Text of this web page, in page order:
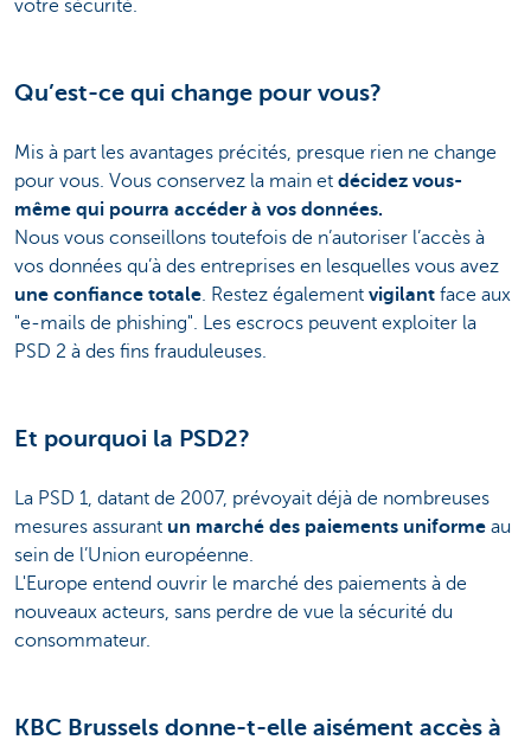
votre sécurité.
Qu’est-ce qui change pour vous?
Mis à part les avantages précités, presque rien ne change
pour vous. Vous conservez la main et décidez vous-
même qui pourra accéder à vos données.
Nous vous conseillons toutefois de n’autoriser l’accès à
vos données qu’à des entreprises en lesquelles vous avez
une confiance totale. Restez également vigilant face aux
"e-mails de phishing". Les escrocs peuvent exploiter la
PSD 2 à des fins frauduleuses.
Et pourquoi la PSD2?
La PSD 1, datant de 2007, prévoyait déjà de nombreuses
mesures assurant un marché des paiements uniforme au
sein de l’Union européenne.
L'Europe entend ouvrir le marché des paiements à de
nouveaux acteurs, sans perdre de vue la sécurité du
consommateur.
KBC Brussels donne-t-elle aisément accès à